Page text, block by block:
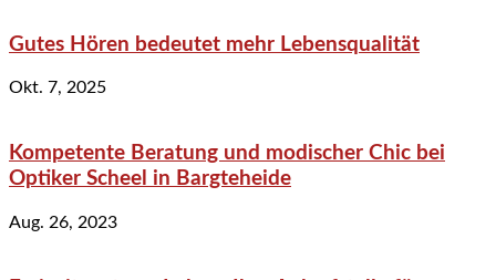
Gutes Hören bedeutet mehr Lebensqualität
Okt. 7, 2025
Kompetente Beratung und modischer Chic bei
Optiker Scheel in Bargteheide
Aug. 26, 2023